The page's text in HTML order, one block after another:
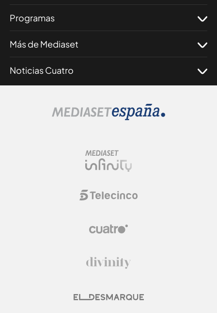
Programas
Más de Mediaset
Noticias Cuatro